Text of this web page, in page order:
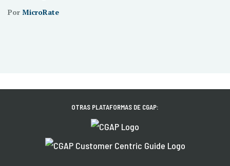
Por MicroRate
OTRAS PLATAFORMAS DE CGAP: